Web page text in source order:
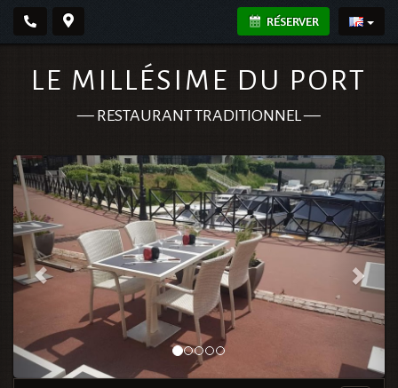
RÉSERVER
LE MILLÉSIME DU PORT
— RESTAURANT TRADITIONNEL—